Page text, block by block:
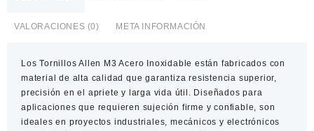
VALORACIONES (0) META INFORMACIÓN
LosTornillos Allen M3 Acero Inoxidable están fabricados con
material de alta calidad que garantiza resistencia superior,
precisión en el apriete y larga vida útil. Diseñados para
aplicaciones que requieren sujeción firme y confiable, son
ideales en proyectos industriales, mecánicos y electrónicos